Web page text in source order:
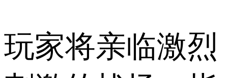
玩家将亲临激烈